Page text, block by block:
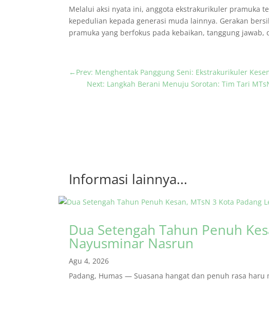
Melalui aksi nyata ini, anggota ekstrakurikuler pramuka
kepedulian kepada generasi muda lainnya. Gerakan
pramuka yang berfokus pada kebaikan, tanggung jawab,
← Prev: Menghentak Panggung Seni: Ekstrakurikuler
Next: Langkah Berani Menuju Sorotan: Tim Tari
Informasi lainnya...
Dua Setengah Tahun Penuh
Nayusminar Nasrun
Agu 4, 2026
Padang, Humas — Suasana hangat dan penuh rasa haru